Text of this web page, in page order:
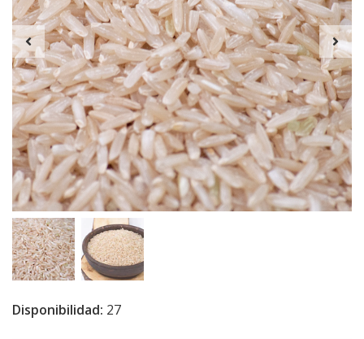
Disponibilidad: 27